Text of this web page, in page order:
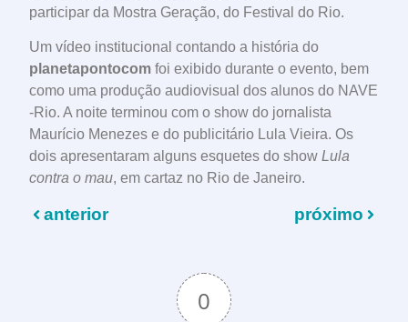
participar da Mostra Geração, do Festival do Rio.
Um vídeo institucional contando a história do
planetapontocom foi exibido durante o evento, bem
como uma produção audiovisual dos alunos do NAVE
-Rio. A noite terminou com o show do jornalista
Maurício Menezes e do publicitário Lula Vieira. Os
dois apresentaram alguns esquetes do show Lula
contra o mau, em cartaz no Rio de Janeiro.
anterior próximo
0